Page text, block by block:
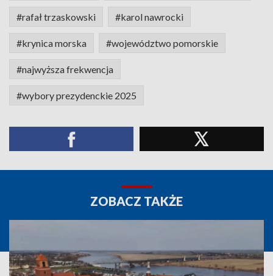
#rafał trzaskowski #karol nawrocki
#krynica morska #województwo pomorskie
#najwyższa frekwencja
#wybory prezydenckie 2025
ZOBACZ TAKŻE